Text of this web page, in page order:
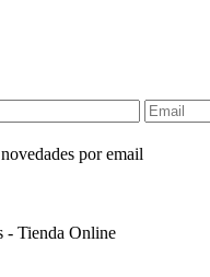
por email